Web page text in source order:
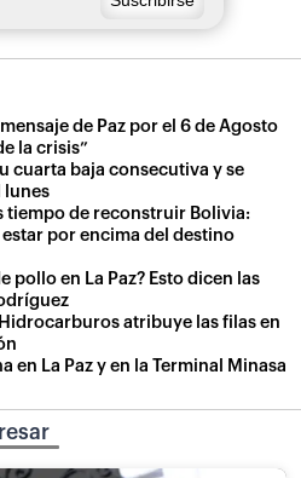
de Paz por el 6 de Agosto
la crisis”
cuarta baja consecutiva y se
lunes
tiempo de reconstruir Bolivia:
por encima del destino
pollo en La Paz? Esto dicen las
atribuye las filas en
en La Paz y en la Terminal Minasa